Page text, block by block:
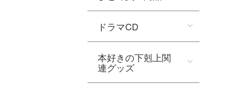
ドラマCD
本好きの下剋上関
連グッズ